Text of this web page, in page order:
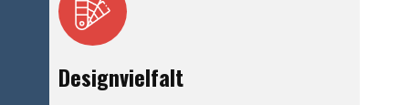
Designvielfalt